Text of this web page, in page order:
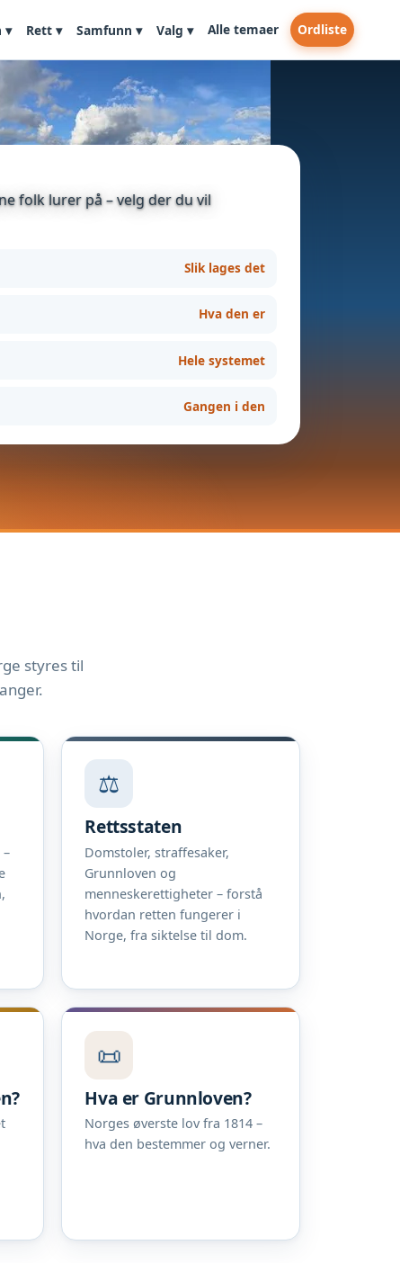
▾ Rett ▾ Samfunn ▾ Valg ▾ Alle temaer Ordliste
folk lurer på – velg der du vil
Slik lages det
Hva den er
Hele systemet
Gangen i den
styres til
–
⚖️
Rettsstaten
Domstoler, straffesaker,
Grunnloven og
menneskerettigheter – forstå
hvordan retten fungerer i
Norge, fra siktelse til dom.
📜
Hva er Grunnloven?
Norges øverste lov fra 1814 –
hva den bestemmer og verner.